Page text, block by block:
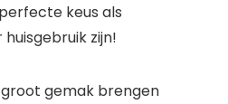
keus als
zijn!
gemak brengen